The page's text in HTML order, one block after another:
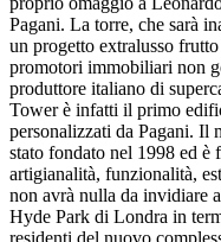
Pagani. La torre, che sarà
un progetto extralusso
promotori immobiliari non
produttore italiano di
Tower è infatti il primo
personalizzati da Pagani. Il
stato fondato nel 1998 ed è
artigianalità, funzionalità,
non avrà nulla da invidiare
Hyde Park di Londra in